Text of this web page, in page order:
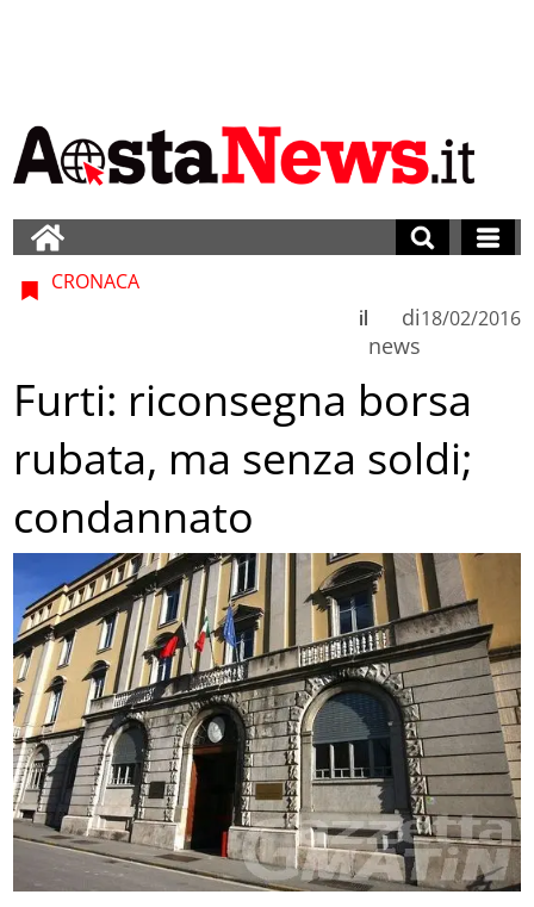
CRONACA
di
news
il 18/02/2016
Furti: riconsegna borsa
rubata, ma senza soldi;
condannato